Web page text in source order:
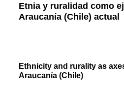
Etnia y ruralidad como
Araucanía (Chile) actual
Ethnicity and rurality as
Araucanía (Chile)